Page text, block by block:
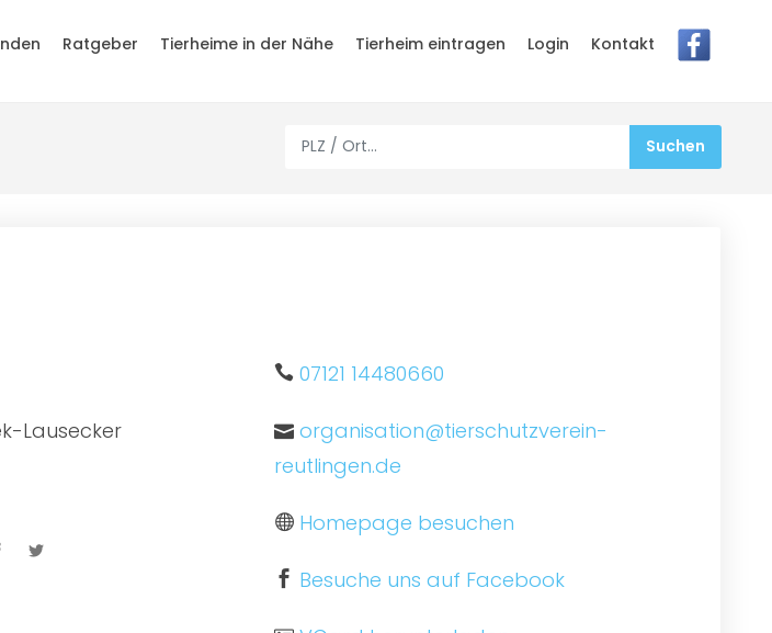
Ratgeber Tierheime in der Nähe Tierheim eintragen Login Kontakt
Lausecker
07121 14480660
organisation@tierschutzverein-
reutlingen.de
Homepage besuchen
Besuche uns auf Facebook